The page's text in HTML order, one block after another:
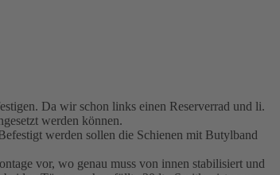
Da wir schon links einen Reserverrad und li.
werden können.
werden sollen die Schienen mit Butylband
vor, wo genau muss von innen stabilisiert und